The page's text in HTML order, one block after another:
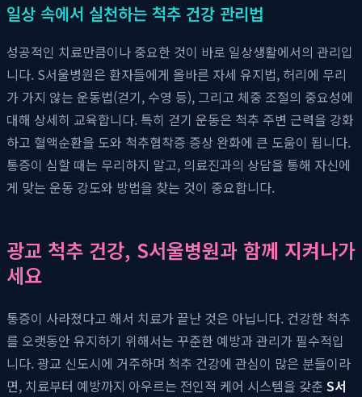
일상 속에서 실천하는 척추 건강 관리법
성공적인 치료만큼이나 중요한 것이 바로 일상생활에서의 관리입
니다. S서울병원은 환자들에게 올바른 자세 유지법, 허리에 무리
가 가지 않는 운동법(걷기, 수영 등), 그리고 체중 조절의 중요성에
대해 상세히 교육합니다. 특히 걷기 운동은 척추 주변 근력을 강화
하고 혈액순환을 도와 척추협착증 증상 완화에 큰 도움이 됩니다.
통증이 심할 때는 무리하지 말고, 의료진과의 상담을 통해 자신에
게 맞는 운동 강도와 방법을 찾는 것이 중요합니다.
광교 척추 건강, S서울병원과 함께 지켜나가
세요
통증이 사라졌다고 해서 치료가 끝난 것은 아닙니다. 건강한 척추
를 오랫동안 유지하기 위해서는 꾸준한 예방과 관리가 필수적입
니다. 광교 신도시에 거주하며 척추 건강에 관심이 많은 분들이라
면, 치료부터 예방까지 아우르는 전인적 케어 시스템을 갖춘 S서